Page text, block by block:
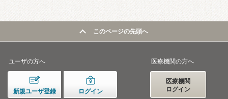
このページの先頭へ
ユーザの方へ
新規ユーザ登録 ログイン
医療機関の方へ
医療機関
ログイン